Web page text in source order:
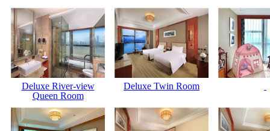
Deluxe River-view
Queen Room
Deluxe Twin Room